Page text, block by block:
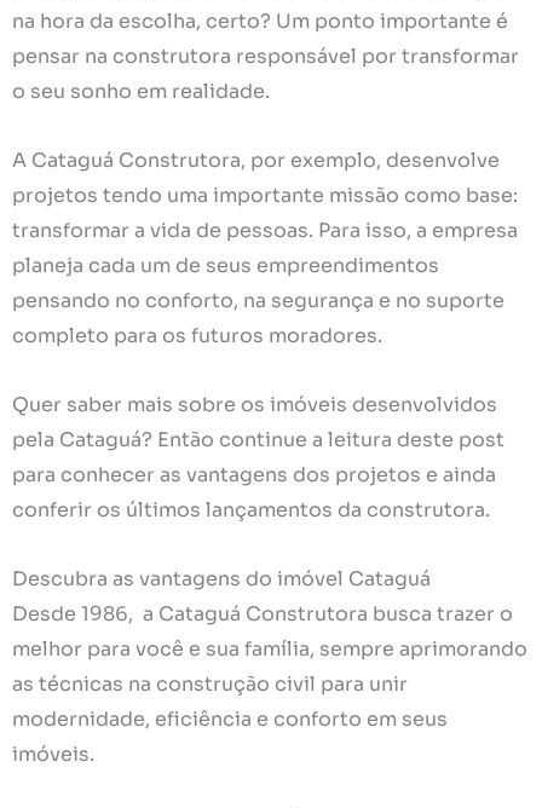
na hora da escolha, certo? Um ponto importante é
pensar na construtora responsável por transformar
o seu sonho em realidade.
A Cataguá Construtora, por exemplo, desenvolve
projetos tendo uma importante missão como base:
transformar a vida de pessoas. Para isso, a empresa
planeja cada um de seus empreendimentos
pensando no conforto, na segurança e no suporte
completo para os futuros moradores.
Quer saber mais sobre os imóveis desenvolvidos
pela Cataguá? Então continue a leitura deste post
para conhecer as vantagens dos projetos e ainda
conferir os últimos lançamentos da construtora.
Descubra as vantagens do imóvel Cataguá
Desde 1986, a Cataguá Construtora busca trazer o
melhor para você e sua família, sempre aprimorando
as técnicas na construção civil para unir
modernidade, eficiência e conforto em seus
imóveis.